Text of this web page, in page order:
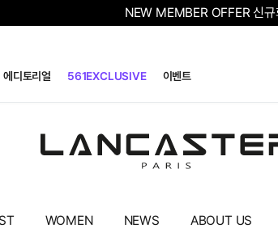
NEW MEMBER OFFER 신
에디토리얼 561EXCLUSIVE 이벤트
WOMEN NEWS ABOUT US